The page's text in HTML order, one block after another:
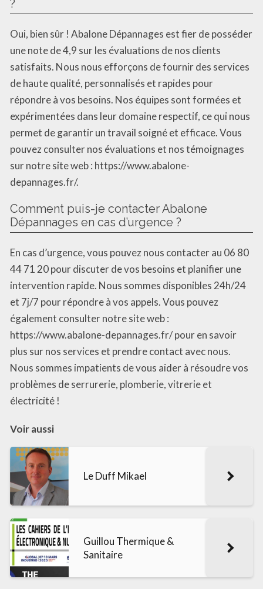
?
Oui, bien sûr ! Abalone Dépannages est fier de posséder
une note de 4,9 sur les évaluations de nos clients
satisfaits. Nous nous efforçons de fournir des services
de haute qualité, personnalisés et rapides pour
répondre à vos besoins. Nos équipes sont formées et
expérimentées dans leur domaine respectif, ce qui nous
permet de garantir un travail soigné et efficace. Vous
pouvez consulter nos évaluations et nos témoignages
sur notre site web : https://www.abalone-
depannages.fr/.
Comment puis-je contacter Abalone
Dépannages en cas d’urgence ?
En cas d’urgence, vous pouvez nous contacter au 06 80
44 71 20 pour discuter de vos besoins et planifier une
intervention rapide. Nous sommes disponibles 24h/24
et 7j/7 pour répondre à vos appels. Vous pouvez
également consulter notre site web :
https://www.abalone-depannages.fr/ pour en savoir
plus sur nos services et prendre contact avec nous.
Nous sommes impatients de vous aider à résoudre vos
problèmes de serrurerie, plomberie, vitrerie et
électricité !
Voir aussi
Le Duff Mikael
Guillou Thermique &
Sanitaire